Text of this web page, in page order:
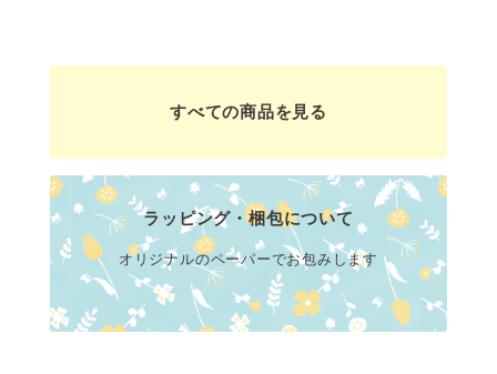
すべての商品を見る
ラッピング・梱包について
オリジナルのペーパーでお包みします